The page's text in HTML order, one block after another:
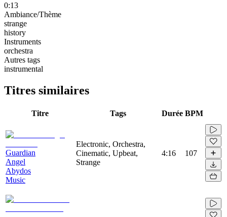
0:13
Ambiance/Thème
strange
history
Instruments
orchestra
Autres tags
instrumental
Titres similaires
Titre Tags Durée BPM
Guardian
Angel
Abydos
Music
Electronic, Orchestra,
Cinematic, Upbeat,
Strange
4:16 107